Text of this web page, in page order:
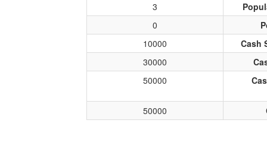
3
0
10000
Cash
30000
50000
50000